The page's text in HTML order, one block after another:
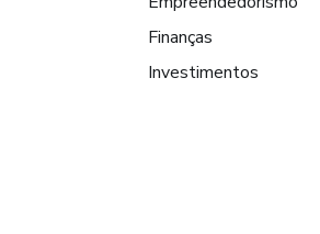
Finanças
Investimentos